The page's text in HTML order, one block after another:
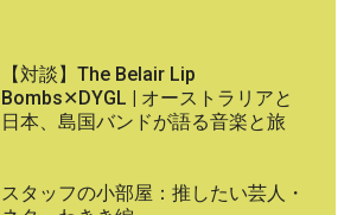
【対談】The Belair Lip
Bombs✕DYGL | オーストラリアと
日本、島国バンドが語る音楽と旅
スタッフの小部屋：推したい芸人・